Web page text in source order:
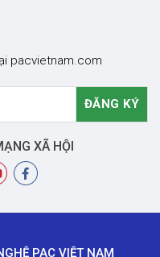
pacvietnam.com
XÃ HỘI
PAC VIỆT NAM